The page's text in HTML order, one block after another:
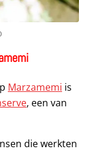
Marzamemi is
, een van
die werkten